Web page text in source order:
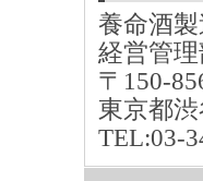
養命酒
経営管
〒150-
東京都
TEL:03-